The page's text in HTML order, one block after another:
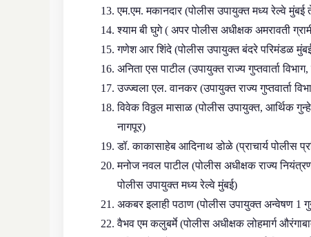
एम.एम. मकानदार (पोलीस उपायुक्त मध्य रेल्वे
श्याम बी घुगे ( अपर पोलीस अधीक्षक अमरावती
गणेश आर शिंदे (पोलीस उपायुक्त बंदरे परिमंडळ
अनिता एस पाटील (उपायुक्त राज्य गुप्तवार्ता
उज्ज्वला एल. वानकर (उपायुक्त राज्य गुप्तवार्ता
विवेक विठ्ठल मासाळ (पोलीस उपायुक्त, आर्थिक
नागपूर)
डॉ. काकासाहेब आदिनाथ डोळे (प्राचार्य पोलीस
मनोज नवल पाटील (पोलीस अधीक्षक राज्य
पोलीस उपायुक्त मध्य रेल्वे मुंबई)
अकबर इलाही पठाण (पोलीस उपायुक्त अन्वेषण 1
वैभव एम कलुबर्मे (पोलीस अधीक्षक लोहमार्ग